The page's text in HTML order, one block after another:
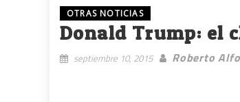
OTRAS NOTICIAS
Donald Trump: el
septiembre 10, 2015 Roberto